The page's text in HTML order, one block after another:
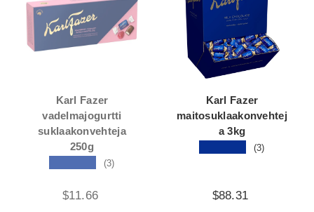
Karl Fazer
vadelmajogurtti
suklaakonvehteja
250g
(3)
$11.66
Karl Fazer
maitosuklaakonvehtej
a 3kg
(3)
$88.31